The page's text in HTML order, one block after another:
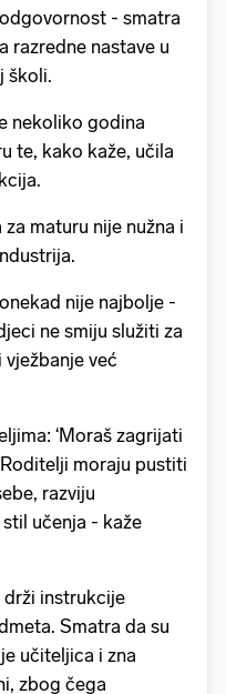
- smatra
razredne nastave u
školi.
nekoliko godina
te, kako kaže, učila
maturu nije nužna i
nije najbolje -
ne smiju služiti za
vježbanje već
‘Moraš zagrijati
moraju pustiti
razviju
učenja - kaže
instrukcije
Smatra da su
učiteljica i zna
zbog čega